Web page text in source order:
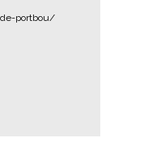
portbou/